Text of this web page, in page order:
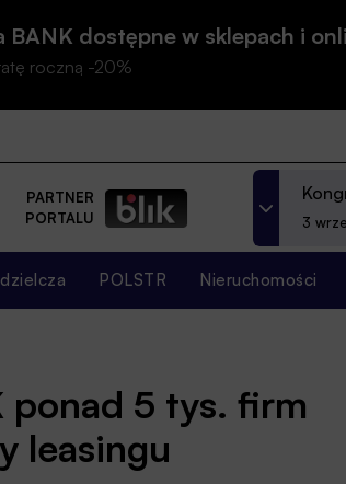
BANK dostępne w sklepach i
roczną -20%
PARTNER
PORTALU
3
POLSTR Nieruchomości
ponad 5 tys. firm
leasingu